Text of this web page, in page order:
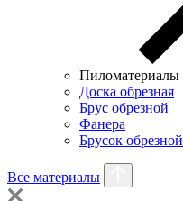
Пиломатериалы
Доска обрезная
Брус обрезной
Фанера
Брусок обрезной
Все материалы